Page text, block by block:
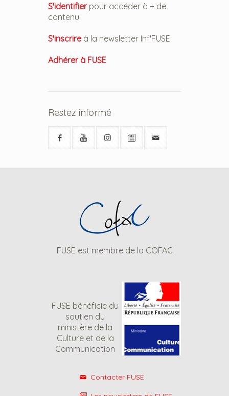
S'identifierpour accéder à + de
contenu
S'inscrireà la newsletter Inf'FUSE
Adhérer à FUSE
Restez informé
FUSE est membre de la COFAC
FUSE bénéficie du
soutien du
ministère de la
Culture et de la
Communication
Contacter FUSE